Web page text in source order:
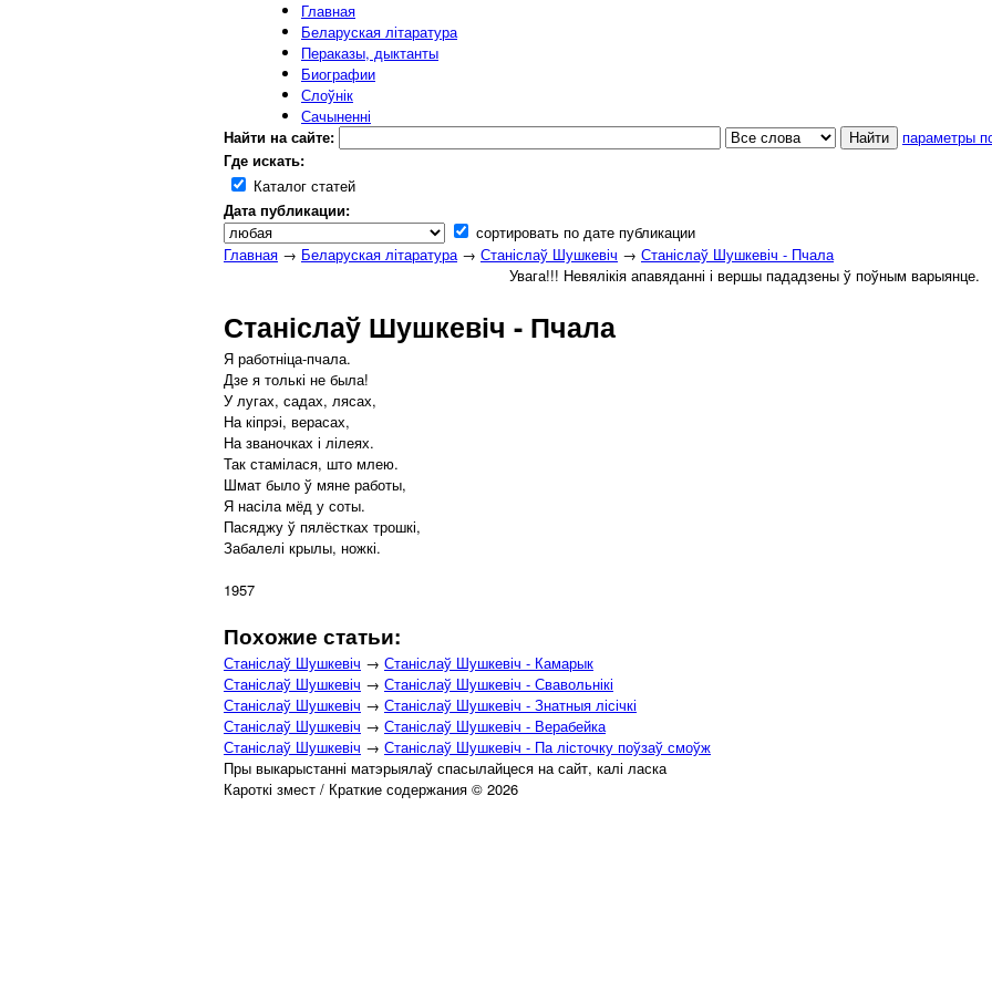
Главная
Беларуская літаратура
Пераказы, дыктанты
Биографии
Слоўнік
Сачыненні
Найти на сайте:
параметры
Где искать:
Каталог статей
Дата публикации:
сортировать по дате публикации
Главная → Беларуская літаратура→ Станіслаў Шушкевіч → Станіслаў Шушкевіч - Пчала
Увага!!! Невялікія апавяданні і вершы пададзены ў поўным варыянце.
Станіслаў Шушкевіч - Пчала
Я работніца-пчала.
Дзе я толькі не была!
У лугах, садах, лясах,
На кіпрэі, верасах,
На званочках і лілеях.
Так стамілася, што млею.
Шмат было ў мяне работы,
Я насіла мёд у соты.
Пасяджу ў пялёстках трошкі,
Забалелі крылы, ножкі.
1957
Похожие статьи:
Станіслаў Шушкевіч → Станіслаў Шушкевіч - Камарык
Станіслаў Шушкевіч → Станіслаў Шушкевіч - Свавольнікі
Станіслаў Шушкевіч → Станіслаў Шушкевіч - Знатныя лісічкі
Станіслаў Шушкевіч → Станіслаў Шушкевіч - Верабейка
Станіслаў Шушкевіч → Станіслаў Шушкевіч - Па лісточку поўзаў смоўж
Пры выкарыстанні матэрыялаў спасылайцеся на сайт, калі ласка
Кароткі змест / Краткие содержания © 2026